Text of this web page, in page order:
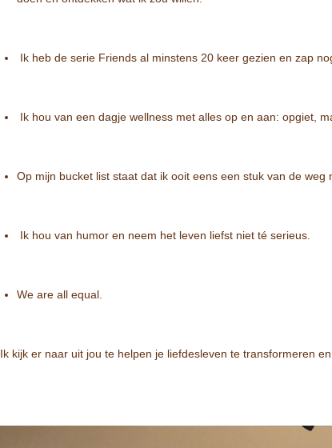
Ik heb de serie Friends al minstens 20 keer gezien en zap
Ik hou van een dagje wellness met alles op en aan: opgiet,
Op mijn bucket list staat dat ik ooit eens een stuk van de weg
Ik hou van humor en neem het leven liefst niet té serieus.
We are all equal.
Ik kijk er naar uit jou te helpen je liefdesleven te transformeren